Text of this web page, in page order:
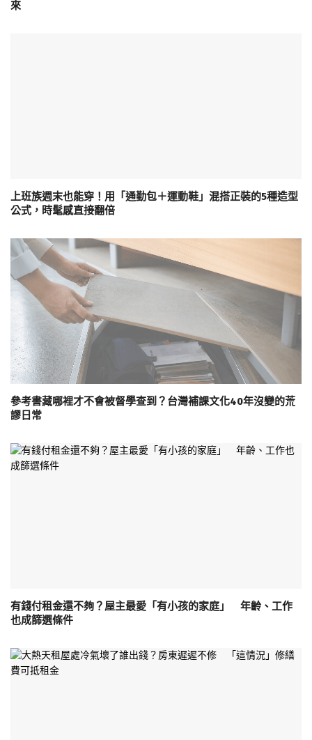
來
上班族週末也能穿！用「通勤包＋運動鞋」混搭正裝的5種造型
公式，時髦感直接翻倍
參考書藏哪裡才不會被督學查到？台灣補課文化40年沒變的荒
謬日常
有錢付租金還不夠？屋主最愛「有小孩的家庭」 年齡、工作
也成篩選條件